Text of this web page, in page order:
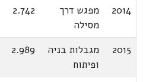
2014
מפגש דרך
מסילה
2.742
2015
מגבלות בניה
ופיתוח
2.989